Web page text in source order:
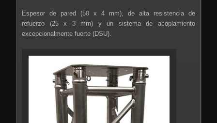
Espesor de pared (50 x 4 mm), de alta resistencia de
refuerzo (25 x 3 mm) y un sistema de acoplamiento
excepcionalmente fuerte (DSU).